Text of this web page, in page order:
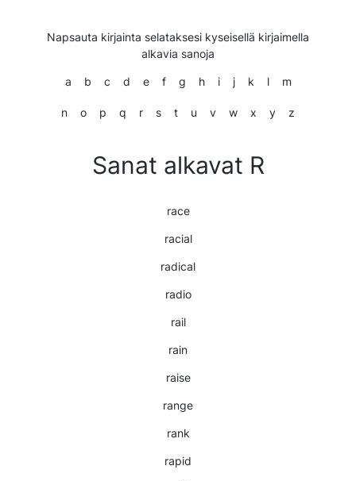
Napsauta kirjainta selataksesi kyseisellä kirjaimella
alkavia sanoja
a b c d e f g h i j k l m
n o p q r s t u v w x y z
Sanat alkavat R
race
racial
radical
radio
rail
rain
raise
range
rank
rapid